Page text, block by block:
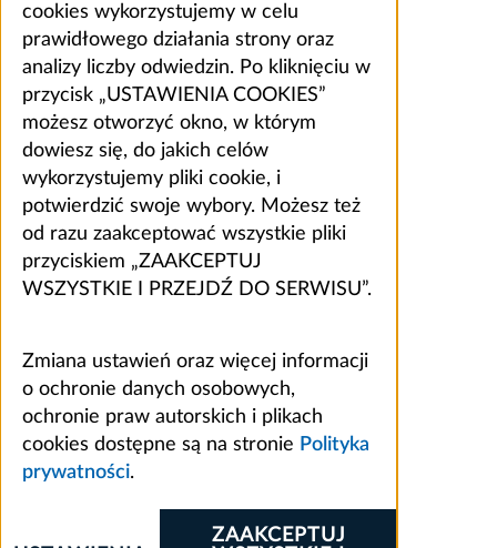
cookies wykorzystujemy w celu
prawidłowego działania strony oraz
analizy liczby odwiedzin. Po kliknięciu w
przycisk „USTAWIENIA COOKIES”
możesz otworzyć okno, w którym
dowiesz się, do jakich celów
wykorzystujemy pliki cookie, i
potwierdzić swoje wybory. Możesz też
od razu zaakceptować wszystkie pliki
przyciskiem „ZAAKCEPTUJ
WSZYSTKIE I PRZEJDŹ DO SERWISU”.
Zmiana ustawień oraz więcej informacji
o ochronie danych osobowych,
ochronie praw autorskich i plikach
cookies dostępne są na stronie Polityka
prywatności.
ZAAKCEPTUJ